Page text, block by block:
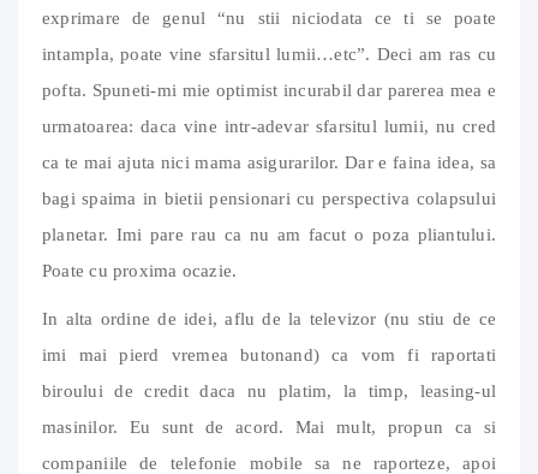
exprimare de genul “nu stii niciodata ce ti se poate
intampla, poate vine sfarsitul lumii…etc”. Deci am ras cu
pofta. Spuneti-mi mie optimist incurabil dar parerea mea e
urmatoarea: daca vine intr-adevar sfarsitul lumii, nu cred
ca te mai ajuta nici mama asigurarilor. Dar e faina idea, sa
bagi spaima in bietii pensionari cu perspectiva colapsului
planetar. Imi pare rau ca nu am facut o poza pliantului.
Poate cu proxima ocazie.
In alta ordine de idei, aflu de la televizor (nu stiu de ce
imi mai pierd vremea butonand) ca vom fi raportati
biroului de credit daca nu platim, la timp, leasing-ul
masinilor. Eu sunt de acord. Mai mult, propun ca si
companiile de telefonie mobile sa ne raporteze, apoi